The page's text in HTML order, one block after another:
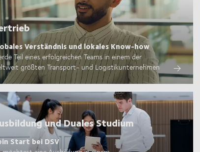
Verständnis und lokales Know-how
Teil eines erfolgreichen Teams in einem der
größten Transport- und Logistikunternehmen
und Duales Studium
Start bei DSV